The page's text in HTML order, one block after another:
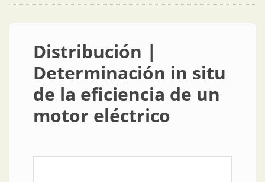
Distribución |
Determinación in situ
de la eficiencia de un
motor eléctrico